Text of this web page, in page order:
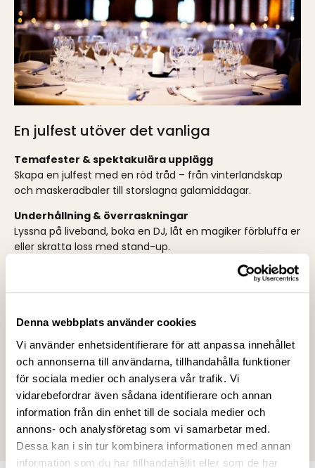
Denna webbplats använder cookies
Vi använder enhetsidentifierare för att anpassa innehållet
och annonserna till användarna, tillhandahålla funktioner
för sociala medier och analysera vår trafik. Vi
vidarebefordrar även sådana identifierare och annan
information från din enhet till de sociala medier och
annons- och analysföretag som vi samarbetar med.
Dessa kan i sin tur kombinera informationen med annan
information som du har tillhandahållit eller som de har
En julfest utöver det vanliga
Temafester & spektakulära upplägg
Skapa en julfest med en röd tråd – från vinterlandskap
och maskeradbaler till storslagna galamiddagar.
Underhållning & överraskningar
Lyssna på liveband, boka en DJ, låt en magiker förbluffa er
eller skratta loss med stand-up.
Fantastiska mat- & dryckesupplevelser
Njut av en klassisk julmiddag med modern twist, boka en
egen kock eller sätt ihop en vin- och julölprovning.
Exklusiva festlokaler
Från charmiga sekelskiftesvåningar till nattklubbar och
takterrasser – vi hittar rätt miljö för just er.